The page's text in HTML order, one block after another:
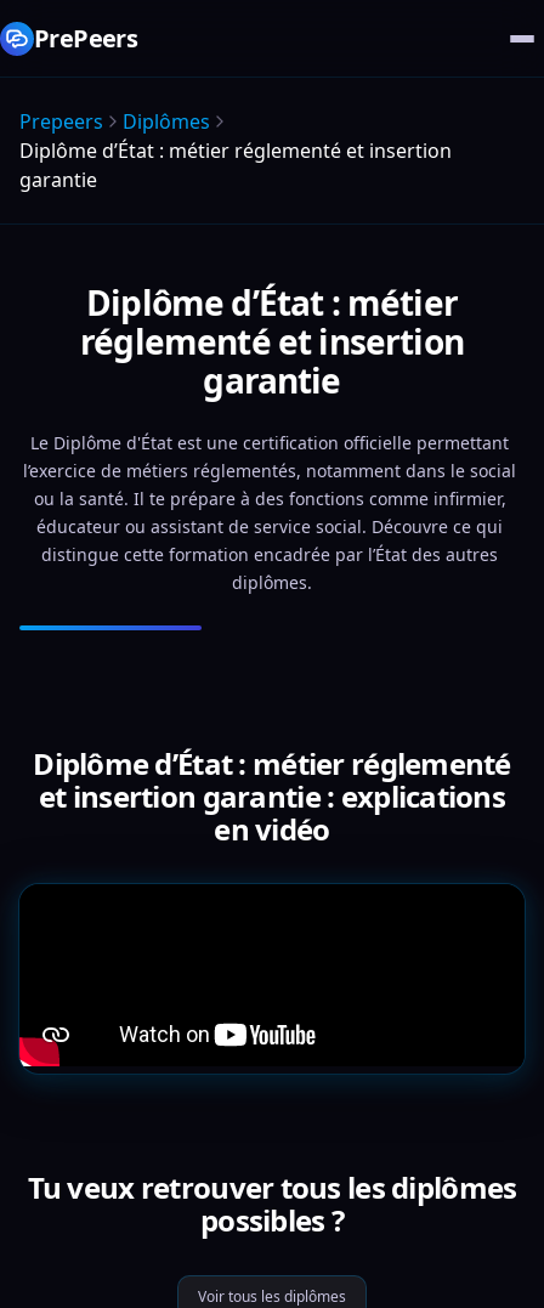
PrePeers
Prepeers
Diplômes
Diplôme d’État : métier réglementé et insertion
garantie
Diplôme d’État : métier
réglementé et insertion
garantie
Le Diplôme d'État est une certification officielle permettant
l’exercice de métiers réglementés, notamment dans le social
ou la santé. Il te prépare à des fonctions comme infirmier,
éducateur ou assistant de service social. Découvre ce qui
distingue cette formation encadrée par l’État des autres
diplômes.
Diplôme d’État : métier réglementé
et insertion garantie : explications
en vidéo
Tu veux retrouver tous les diplômes
possibles ?
Voir tous les diplômes